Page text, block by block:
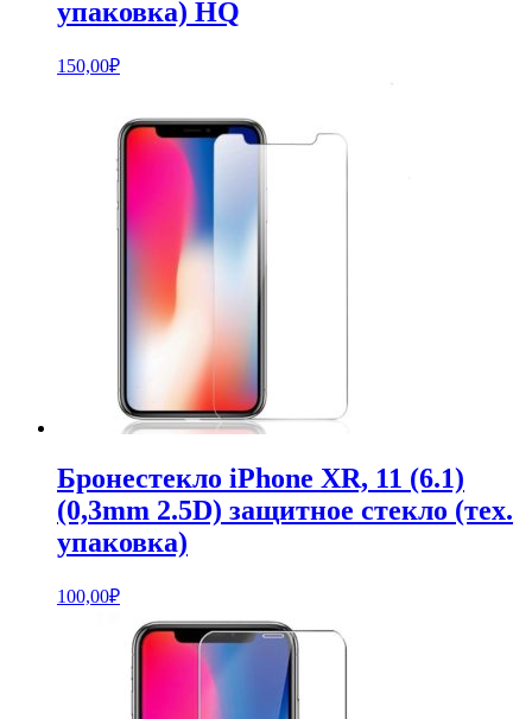
упаковка) HQ
150,00₽
Бронестекло iPhone XR, 11 (6.1)
(0,3mm 2.5D) защитное стекло (тех.
упаковка)
100,00₽